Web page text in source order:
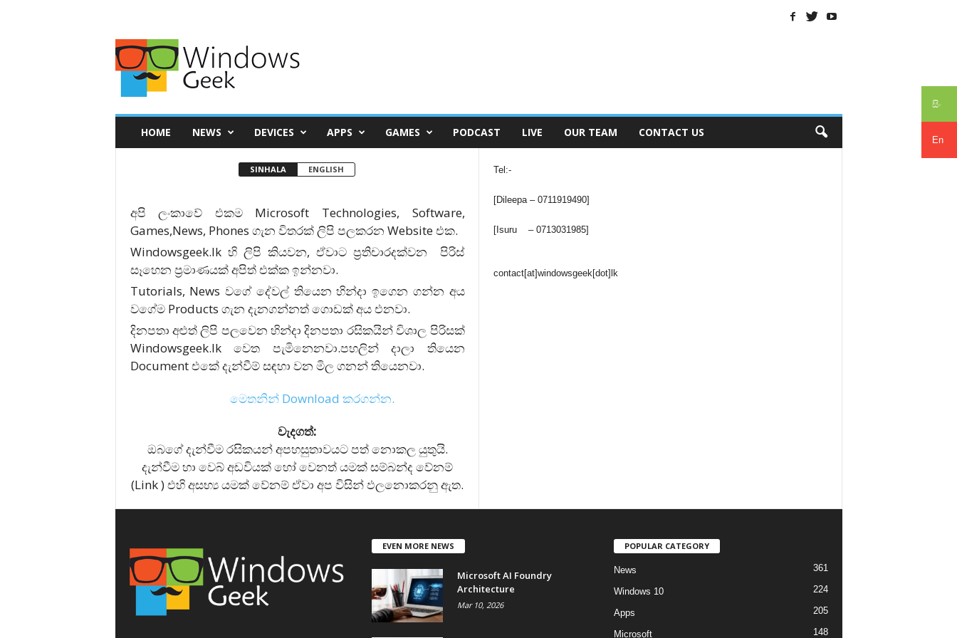
සිං
En
HOME NEWS DEVICES APPS GAMES PODCAST LIVE OUR TEAM CONTACT US
SINHALA ENGLISH
අපි ලංකාවේ එකම Microsoft Technologies, Software,
Games,News, Phones ගැන විතරක් ලිපි පලකරන Website එක.
Windowsgeek.lk හි ලිපි කියවන, ඒවාට ප්‍රතිචාරදක්වන පිරිස්
සෑහෙන ප්‍රමාණයක් අපිත් එක්ක ඉන්නවා.
Tutorials, News වගේ දේවල් තියෙන හින්දා ඉගෙන ගන්න අය
වගේම Products ගැන දැනගන්නත් ගොඩක් අය එනවා.
දිනපතා අළුත් ලිපි පලවෙන හින්දා දිනපතා රසිකයින් විශාල පිරිසක්
Windowsgeek.lk වෙත පැමිනෙනවා.පහලින් දාලා තියෙන
Document එකේ දැන්වීම් සඳහා වන මිල ගනන් තියෙනවා.
මෙතනින් Download කරගන්න.
වැදගත්:
ඔබගේ දැන්වීම රසිකයන් අපහසුතාවයට පත් නොකල යුතුයි.
දැන්වීම හා වෙබ් අඩවියක් හෝ වෙනත් යමක් සම්බන්ද වේනම්
(Link ) එහි අසභ්‍ය යමක් වේනම් ඒවා අප විසින් ඵලනොකරනු ඇත.
Tel:-
[Dileepa – 0711919490]
[Isuru – 0713031985]
contact[at]windowsgeek[dot]lk
EVEN MORE NEWS
Microsoft AI Foundry
Architecture
Mar 10, 2026
POPULAR CATEGORY
News 361
Windows 10 224
Apps 205
Microsoft 148